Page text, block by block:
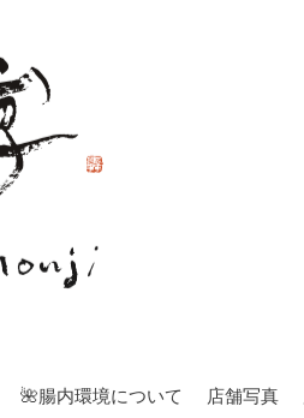
🌺腸内環境について 店舗写真